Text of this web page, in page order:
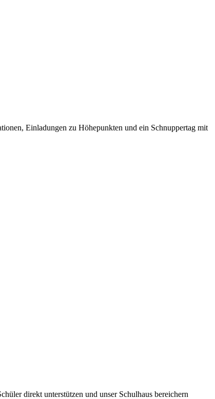
Einladungen zu Höhepunkten und ein Schnuppertag mit
direkt unterstützen und unser Schulhaus bereichern